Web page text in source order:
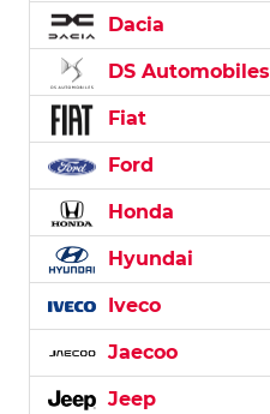
Dacia
DS Automobiles
Fiat
Ford
Honda
Hyundai
Iveco
Jaecoo
Jeep